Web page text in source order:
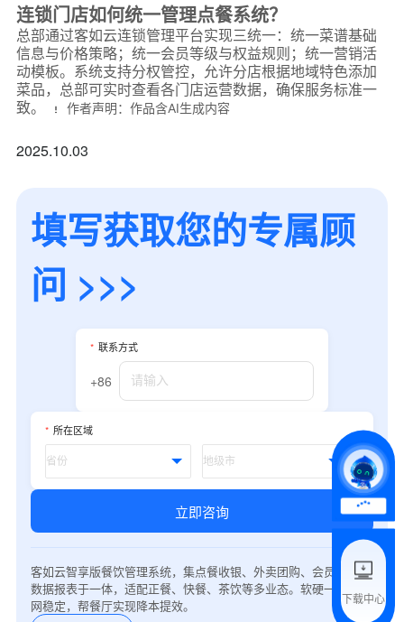
连锁门店如何统一管理点餐系统？
总部通过客如云连锁管理平台实现三统一：统一菜谱基础
信息与价格策略；统一会员等级与权益规则；统一营销活
动模板。系统支持分权管控，允许分店根据地域特色添加
菜品，总部可实时查看各门店运营数据，确保服务标准一
致。
作者声明：作品含AI生成内容
2025.10.03
填写获取您的专属顾
问 >>>
* 联系方式
+86
* 所在区域
立即咨询
客如云智享版餐饮管理系统，集点餐收银、外卖团购、会员营销、
数据报表于一体，适配正餐、快餐、茶饮等多业态。软硬一体，弱
网稳定，帮餐厅实现降本提效。
下载中心
联系方式
我的姓名
附加留言
预约试用